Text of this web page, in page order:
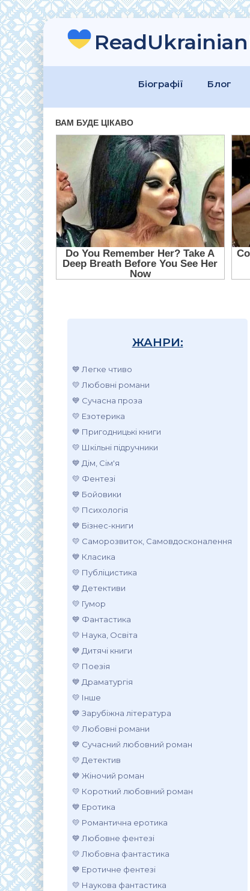
ReadUkrainian
Біографії Блог
ЖАНРИ:
💙 Легке чтиво
💛 Любовні романи
💙 Сучасна проза
💛 Езотерика
💙 Пригодницькі книги
💛 Шкільні підручники
💙 Дім, Сім'я
💛 Фентезі
💙 Бойовики
💛 Психологія
💙 Бізнес-книги
💛 Саморозвиток, Самовдосконалення
💙 Класика
💛 Публіцистика
💙 Детективи
💛 Гумор
💙 Фантастика
💛 Наука, Освіта
💙 Дитячі книги
💛 Поезія
💙 Драматургія
💛 Інше
💙 Зарубіжна література
💛 Любовні романи
💙 Сучасний любовний роман
💛 Детектив
💙 Жіночий роман
💛 Короткий любовний роман
💙 Еротика
💛 Романтична еротика
💙 Любовне фентезі
💛 Любовна фантастика
💙 Еротичне фентезі
💛 Наукова фантастика